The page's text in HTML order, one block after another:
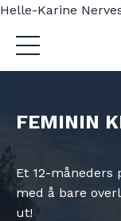
Helle-Karine
FEMININ
Et 12-
med å bare
ut!